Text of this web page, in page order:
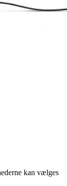
kan vælges